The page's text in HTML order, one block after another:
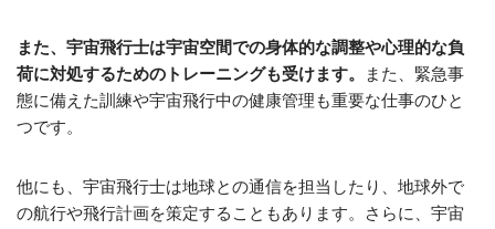
また、宇宙飛行士は宇宙空間での身体的な調整や心理的な負
荷に対処するためのトレーニングも受けます。
また、緊急事
態に備えた訓練や宇宙飛行中の健康管理も重要な仕事のひと
つです。
他にも、宇宙飛行士は地球との通信を担当したり、地球外で
の航行や飛行計画を策定することもあります。さらに、宇宙